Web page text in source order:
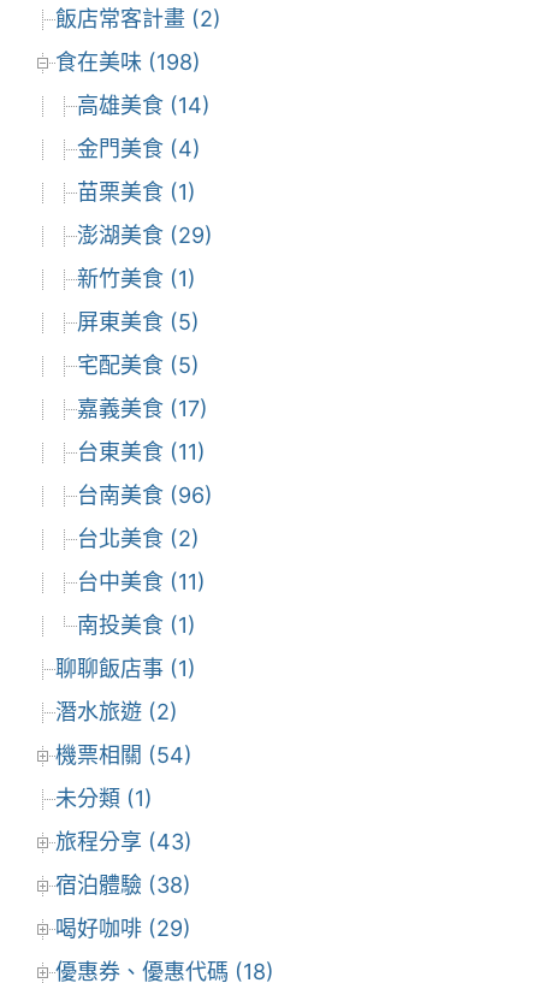
飯店常客計畫 (2)
食在美味 (198)
高雄美食 (14)
金門美食 (4)
苗栗美食 (1)
澎湖美食 (29)
新竹美食 (1)
屏東美食 (5)
宅配美食 (5)
嘉義美食 (17)
台東美食 (11)
台南美食 (96)
台北美食 (2)
台中美食 (11)
南投美食 (1)
聊聊飯店事 (1)
潛水旅遊 (2)
機票相關 (54)
未分類 (1)
旅程分享 (43)
宿泊體驗 (38)
喝好咖啡 (29)
優惠券、優惠代碼 (18)